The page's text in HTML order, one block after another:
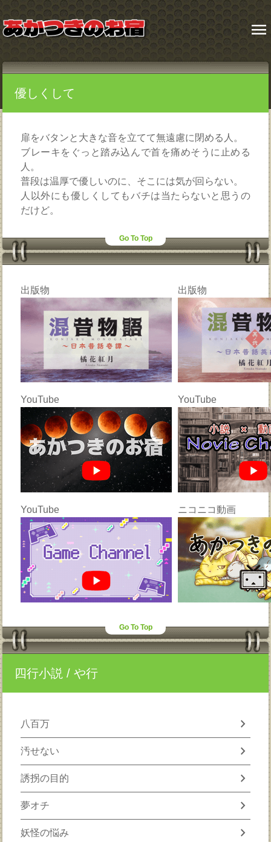
menu
優しくして
扉をバタンと大きな音を立てて無遠慮に閉める人。
ブレーキをぐっと踏み込んで首を痛めそうに止める
人。
普段は温厚で優しいのに、そこには気が回らない。
人以外にも優しくしてもバチは当たらないと思うの
だけど。
Go To Top
出版物 出版物
YouTube YouTube
YouTube ニコニコ動画
Go To Top
四行小説 / や行
八百万 chevron_right
汚せない chevron_right
誘拐の目的 chevron_right
夢オチ chevron_right
妖怪の悩み chevron_right